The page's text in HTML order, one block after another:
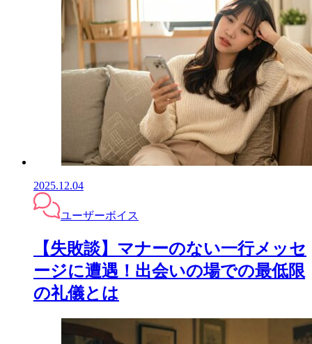
2025.12.04
ユーザーボイス
【失敗談】マナーのない一行メッセ
ージに遭遇！出会いの場での最低限
の礼儀とは